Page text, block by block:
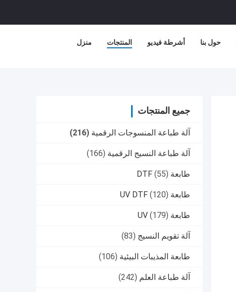
منزل المنتجات أشرطة فيديو حول بنا
جميع المنتجات
آلة طباعة المنسوجات الرقمية (216)
آلة طباعة النسيج الرقمية (166)
طابعة DTF (55)
طابعة UV DTF (120)
طابعة UV (179)
آلة تقويم النسيج (83)
طابعة المذيبات البيئية (106)
آلة طباعة العلم (242)